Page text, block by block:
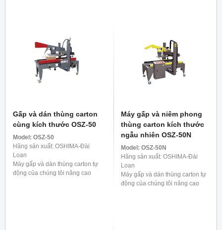
Gấp và dán thùng carton
cùng kích thước OSZ-50
Model: OSZ-50
Hãng sản xuất: OSHIMA-Đài
Loan
Máy gấp và dán thùng carton tự
động của chúng tôi nâng cao
Máy gấp và niêm phong
thùng carton kích thước
ngẫu nhiên OSZ-50N
Model: OSZ-50N
Hãng sản xuất: OSHIMA-Đài
Loan
Máy gấp và dán thùng carton tự
động của chúng tôi nâng cao